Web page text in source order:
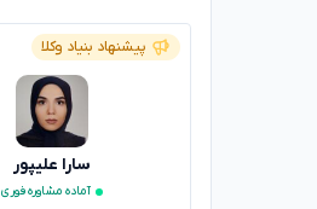
پیشنهاد بنیاد وکلا
سارا علیپور
آماده مشاوره فوری